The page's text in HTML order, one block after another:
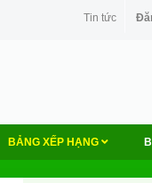
Tin tức
BẢNG XẾP HẠNG